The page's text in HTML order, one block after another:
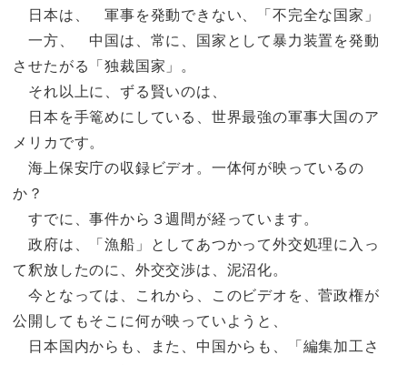
日本は、 軍事を発動できない、「不完全な国家」
一方、 中国は、常に、国家として暴力装置を発動
させたがる「独裁国家」。
それ以上に、ずる賢いのは、
日本を手篭めにしている、世界最強の軍事大国のア
メリカです。
海上保安庁の収録ビデオ。一体何が映っているの
か？
すでに、事件から３週間が経っています。
政府は、「漁船」としてあつかって外交処理に入っ
て釈放したのに、外交交渉は、泥沼化。
今となっては、これから、このビデオを、菅政権が
公開してもそこに何が映っていようと、
日本国内からも、また、中国からも、「編集加工さ